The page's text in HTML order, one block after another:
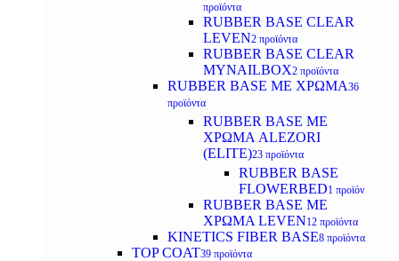
προϊόντα
RUBBER BASE CLEAR
LEVEN2 προϊόντα
RUBBER BASE CLEAR
MYNAILBOX2 προϊόντα
RUBBER BASE ΜΕ ΧΡΩΜΑ36
προϊόντα
RUBBER BASE ΜΕ
ΧΡΩΜΑ ALEZORI
(ELITE)23 προϊόντα
RUBBER BASE
FLOWERBED1 προϊόν
RUBBER BASE ΜΕ
ΧΡΩΜΑ LEVEN12 προϊόντα
KINETICS FIBER BASE8 προϊόντα
TOP COAT39 προϊόντα